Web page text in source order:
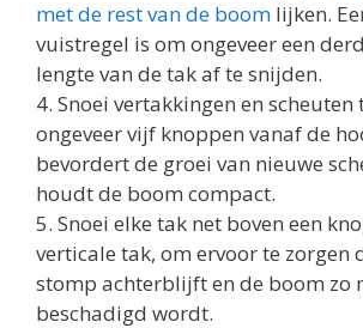
met de rest van de boom lijken.
vuistregel is om ongeveer een
lengte van de tak af te snijden.
4. Snoei vertakkingen en
ongeveer vijf knoppen vanaf de
bevordert de groei van nieuwe
houdt de boom compact.
5. Snoei elke tak net boven een
verticale tak, om ervoor te zorgen
stomp achterblijft en de boom zo
beschadigd wordt.